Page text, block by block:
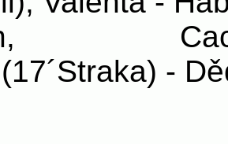
Cach
-